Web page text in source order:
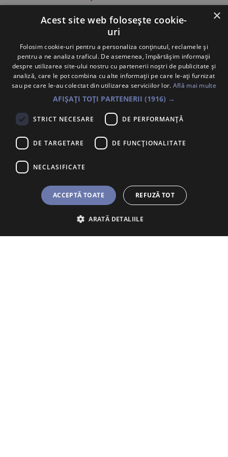
Vezi toți colaboratorii
Contact: +40 754 813 606
Întrebări frecvente
Politica Cookie
Trimite un mesaj
mai jos adresa ta de e-mail pe care
×
Acest site web folosește cookie-
uri
Folosim cookie-uri pentru a personaliza conținutul, reclamele și
pentru a ne analiza traficul. De asemenea, împărtășim informații
despre utilizarea site-ului nostru cu partenerii noștri de publicitate și
analiză, care le pot combina cu alte informații pe care le-ați furnizat
sau pe care le-au colectat din utilizarea serviciilor lor. Află mai multe
AFIȘAȚI TOȚI PARTENERII (1916) →
STRICT NECESARE DE PERFORMANȚĂ
DE TARGETARE DE FUNCŢIONALITATE
NECLASIFICATE
ACCEPTĂ TOATE REFUZĂ TOT
ARATĂ DETALIILE